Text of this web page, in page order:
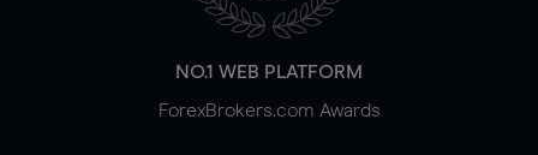
NO.1 WEB PLATFORM
ForexBrokers.com Awards